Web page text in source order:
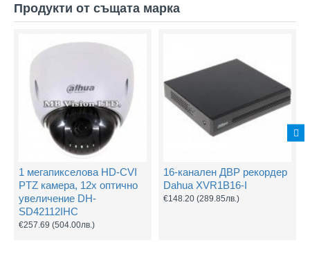
Продукти от същата марка
1 мегапикселова HD-CVI
PTZ камера, 12х оптично
увеличение DH-
SD42112IHC
€257.69 (504.00лв.)
16-канален ДВР рекордер
Dahua XVR1B16-I
€148.20 (289.85лв.)